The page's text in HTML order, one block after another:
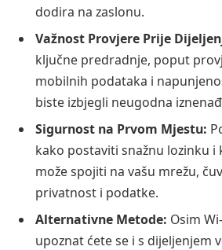
dodira na zaslonu.
Važnost Provjere Prije
ključne predradnje, poput
mobilnih podataka i
biste izbjegli neugodna
Sigurnost na Prvom Mjestu:
kako postaviti snažnu lozinku
može spojiti na vašu mrežu,
privatnost i podatke.
Alternativne Metode: Osim
upoznat ćete se i s dijeljenjem